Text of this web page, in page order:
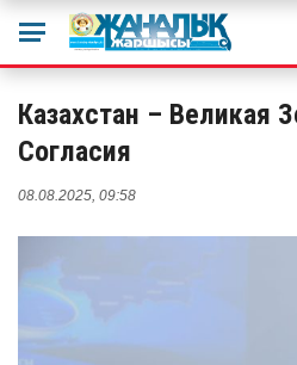
Казахстан – Великая
Согласия
08.08.2025, 09:58